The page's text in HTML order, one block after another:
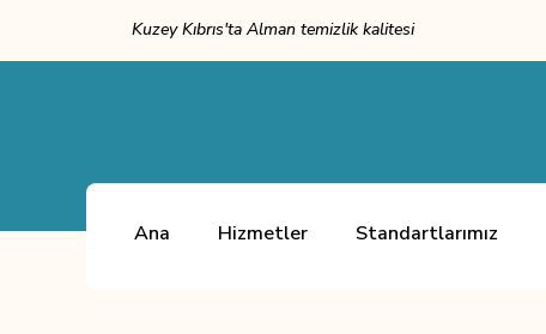
Kuzey Kıbrıs'ta Alman temizlik kalitesi
Ana Hizmetler Standartlarımız